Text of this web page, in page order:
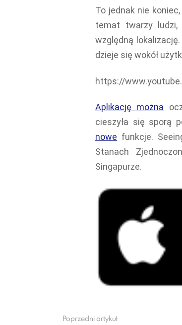
To jednak nie
temat twarzy
względną
dzieje się wokół
https://
Aplikację można
cieszyła się sporą
nowe funkcje.
Stanach
Singapurze.
Poprzedni artykuł